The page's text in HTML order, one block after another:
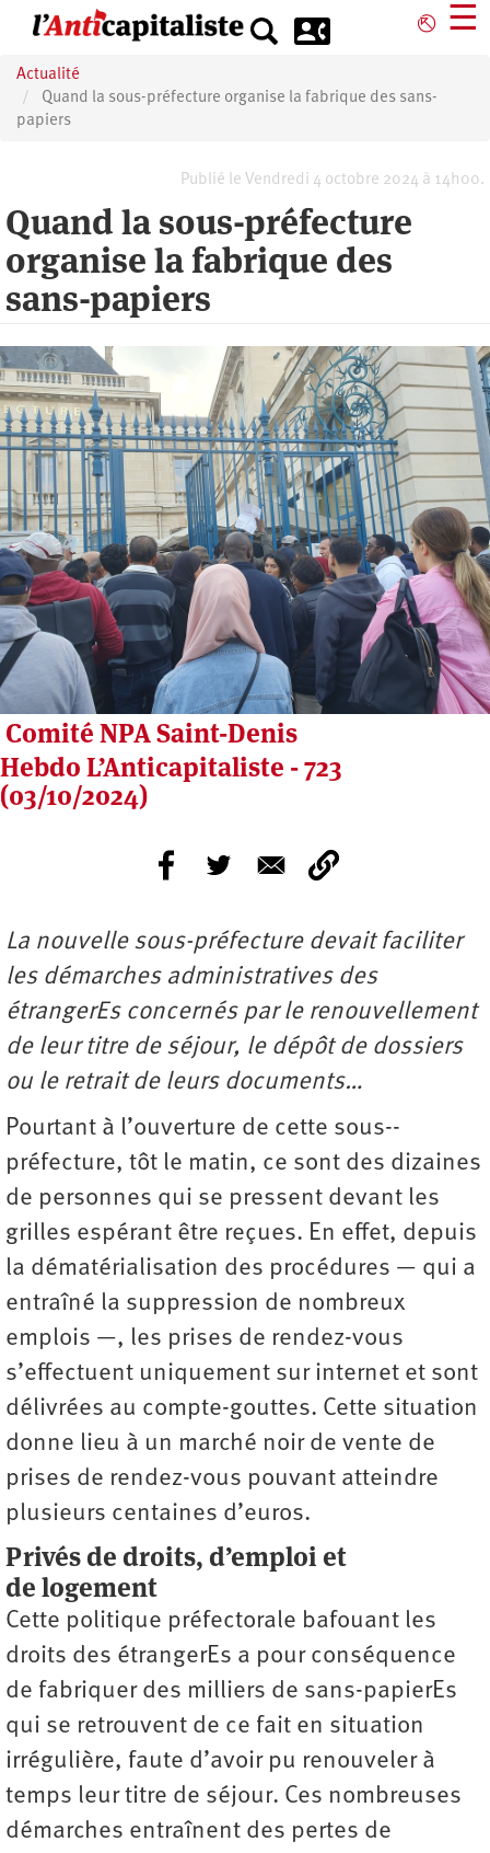
principal
⎋ ☰
Actualité
Quand la sous-préfecture organise la fabrique des sans-
papiers
Publié le Vendredi 4 octobre 2024 à 14h00.
Quand la sous-préfecture
organise la fabrique des
sans-papiers
Comité NPA Saint-Denis
Hebdo L’Anticapitaliste - 723
(03/10/2024)
La nouvelle sous-préfecture devait faciliter
les démarches administratives des
étrangerEs concernés par le renouvellement
de leur titre de séjour, le dépôt de dossiers
ou le retrait de leurs documents…
Pourtant à l’ouverture de cette sous-­
préfecture, tôt le matin, ce sont des dizaines
de personnes qui se pressent devant les
grilles espérant être reçues. En effet, depuis
la dématérialisation des procédures — qui a
entraîné la suppression de nombreux
emplois —, les prises de rendez-vous
s’effectuent uniquement sur internet et sont
délivrées au compte-gouttes. Cette situation
donne lieu à un marché noir de vente de
prises de rendez-vous pouvant atteindre
plusieurs centaines d’euros.
Privés de droits, d’emploi et
de logement
Cette politique préfectorale bafouant les
droits des étrangerEs a pour conséquence
de fabriquer des milliers de sans-papierEs
qui se retrouvent de ce fait en situation
irrégulière, faute d’avoir pu renouveler à
temps leur titre de séjour. Ces nombreuses
démarches entraînent des pertes de